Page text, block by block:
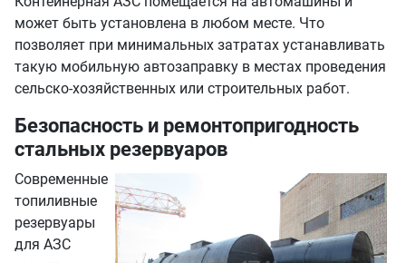
может быть установлена в любом месте. Что
позволяет при минимальных затратах устанавливать
такую мобильную автозаправку в местах проведения
сельско-хозяйственных или строительных работ.
Безопасность и ремонтопригодность
стальных резервуаров
Современные
топиливные
резервуары
для АЗС